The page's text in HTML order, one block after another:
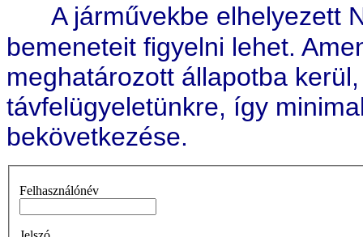
A járművekbe elhelyezett
bemeneteit figyelni lehet.
meghatározott állapotba
távfelügyeletünkre, így
bekövetkezése.
Felhasználónév